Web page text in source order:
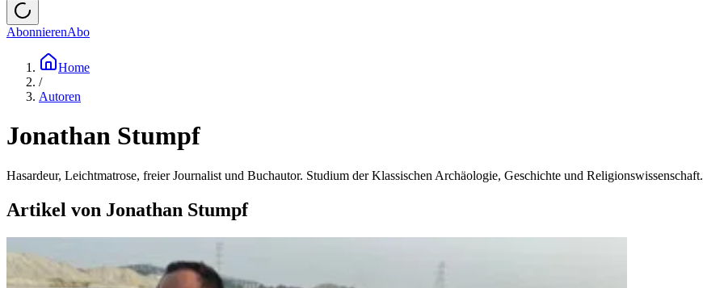
AbonnierenAbo
Home
/
Autoren
Jonathan Stumpf
Hasardeur, Leichtmatrose, freier Journalist und Buchautor. Studium der Klassischen Archäologie, Geschichte und Religionswissenschaft.
Artikel von Jonathan Stumpf